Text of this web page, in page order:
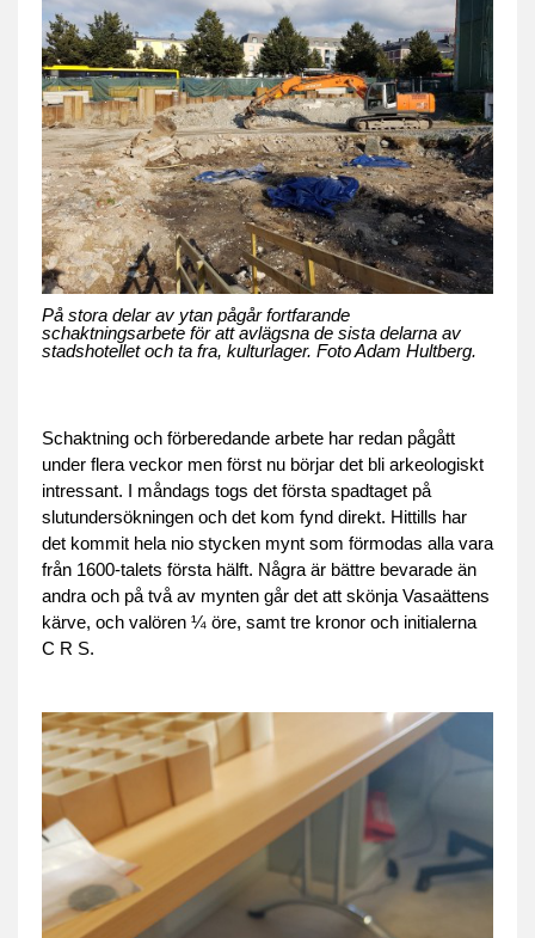
På stora delar av ytan pågår fortfarande
schaktningsarbete för att avlägsna de sista delarna av
stadshotellet och ta fra, kulturlager. Foto Adam Hultberg.
Schaktning och förberedande arbete har redan pågått
under flera veckor men först nu börjar det bli arkeologiskt
intressant. I måndags togs det första spadtaget på
slutundersökningen och det kom fynd direkt. Hittills har
det kommit hela nio stycken mynt som förmodas alla vara
från 1600-talets första hälft. Några är bättre bevarade än
andra och på två av mynten går det att skönja Vasaättens
kärve, och valören ¼ öre, samt tre kronor och initialerna
C R S.